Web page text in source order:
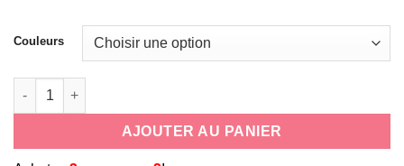
Couleurs
quantité de Coque souple antichoc en silicone cordon tour de
AJOUTER AU PANIER